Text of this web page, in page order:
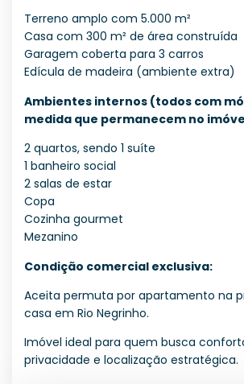
Terreno amplo com 5.000 m²
Casa com 300 m² de área construída
Garagem coberta para 3 carros
Edícula de madeira (ambiente extra)
Ambientes internos (todos com
medida que permanecem no
2 quartos, sendo 1 suíte
1 banheiro social
2 salas de estar
Copa
Cozinha gourmet
Mezanino
Condição comercial exclusiva:
Aceita permuta por apartamento na
casa em Rio Negrinho.
Imóvel ideal para quem busca
privacidade e localização estratégica.